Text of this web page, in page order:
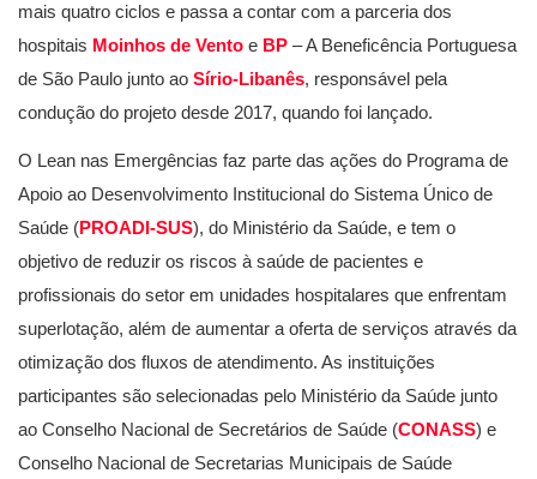
mais quatro ciclos e passa a contar com a parceria dos
hospitais Moinhos de Vento e BP – A Beneficência Portuguesa
de São Paulo junto ao Sírio-Libanês, responsável pela
condução do projeto desde 2017, quando foi lançado.
O Lean nas Emergências faz parte das ações do Programa de
Apoio ao Desenvolvimento Institucional do Sistema Único de
Saúde (PROADI-SUS), do Ministério da Saúde, e tem o
objetivo de reduzir os riscos à saúde de pacientes e
profissionais do setor em unidades hospitalares que enfrentam
superlotação, além de aumentar a oferta de serviços através da
otimização dos fluxos de atendimento. As instituições
participantes são selecionadas pelo Ministério da Saúde junto
ao Conselho Nacional de Secretários de Saúde (CONASS) e
Conselho Nacional de Secretarias Municipais de Saúde